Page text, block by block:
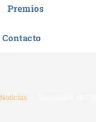
Premios
Contacto
Noticias